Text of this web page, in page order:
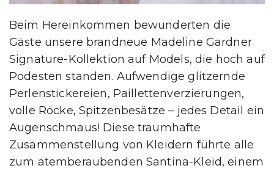
Beim Hereinkommen bewunderten die
Gäste unsere brandneue Madeline Gardner
Signature-Kollektion auf Models, die hoch auf
Podesten standen. Aufwendige glitzernde
Perlenstickereien, Paillettenverzierungen,
volle Röcke, Spitzenbesätze – jedes Detail ein
Augenschmaus! Diese traumhafte
Zusammenstellung von Kleidern führte alle
zum atemberaubenden Santina-Kleid, einem